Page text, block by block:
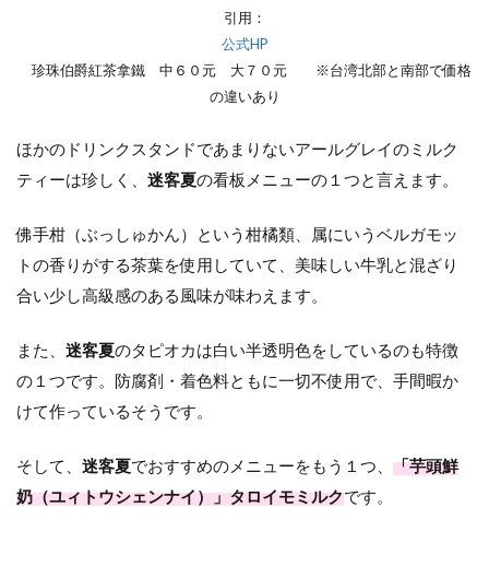
引用：
公式HP
珍珠伯爵紅茶拿鐵 中６０元 大７０元 ※台湾北部と南部で価格
の違いあり
ほかのドリンクスタンドであまりないアールグレイのミルク
ティーは珍しく、 迷客夏の看板メニューの１つと言えます。
佛手柑（ぶっしゅかん）という柑橘類、属にいうベルガモッ
トの香りがする茶葉を使用していて、美味しい牛乳と混ざり
合い少し高級感のある風味が味わえます。
また、 迷客夏のタピオカは白い半透明色をしているのも特徴
の１つです。防腐剤・着色料ともに一切不使用で、手間暇か
けて作っているそうです。
そして、 迷客夏でおすすめのメニューをもう１つ、 「芋頭鮮
奶（ユィトウシェンナイ）」タロイモミルクです。